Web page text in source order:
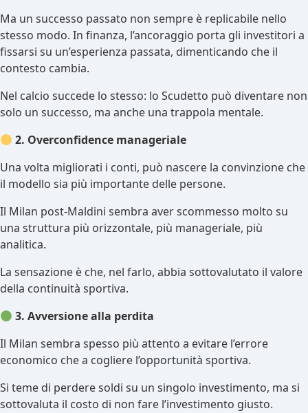
Ma un successo passato non sempre è replicabile nello
stesso modo. In finanza, l’ancoraggio porta gli investitori a
fissarsi su un’esperienza passata, dimenticando che il
contesto cambia.
Nel calcio succede lo stesso: lo Scudetto può diventare non
solo un successo, ma anche una trappola mentale.
2. Overconfidence manageriale
Una volta migliorati i conti, può nascere la convinzione che
il modello sia più importante delle persone.
Il Milan post-Maldini sembra aver scommesso molto su
una struttura più orizzontale, più manageriale, più
analitica.
La sensazione è che, nel farlo, abbia sottovalutato il valore
della continuità sportiva.
3. Avversione alla perdita
Il Milan sembra spesso più attento a evitare l’errore
economico che a cogliere l’opportunità sportiva.
Si teme di perdere soldi su un singolo investimento, ma si
sottovaluta il costo di non fare l’investimento giusto.